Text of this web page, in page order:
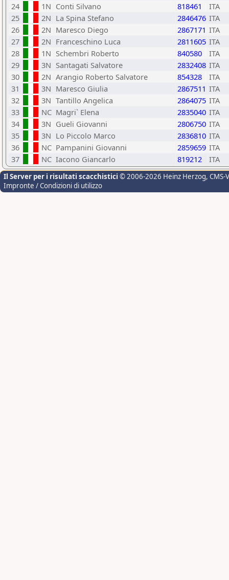
24
1N Conti Silvano 818461
ITA
25
2N La Spina Stefano 2846476 ITA
26
2N Maresco Diego 2867171 ITA
27
2N Franceschino Luca 2811605 ITA
28
1N Schembri Roberto 840580
ITA
29
3N Santagati Salvatore 2832408 ITA
30
2N Arangio Roberto Salvatore 854328
ITA
31
3N Maresco Giulia 2867511 ITA
32
3N Tantillo Angelica 2864075 ITA
33
NC Magri` Elena 2835040 ITA
34
3N Gueli Giovanni 2806750 ITA
35
3N Lo Piccolo Marco 2836810 ITA
36
NC Pampanini Giovanni 2859659 ITA
37
NC Iacono Giancarlo 819212 ITA
Il Server per i risultati scacchistici © 2006-2026 Heinz Herzog,
Impronte / Condizioni di utilizzo